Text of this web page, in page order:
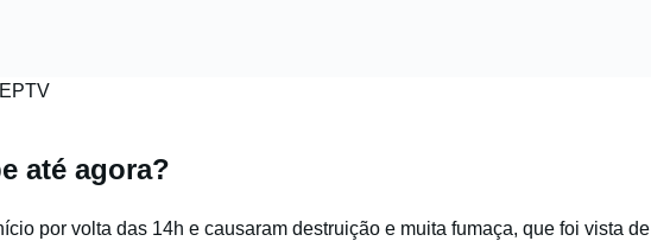
até agora?
por volta das 14h e causaram destruição e muita fumaça, que foi vista de